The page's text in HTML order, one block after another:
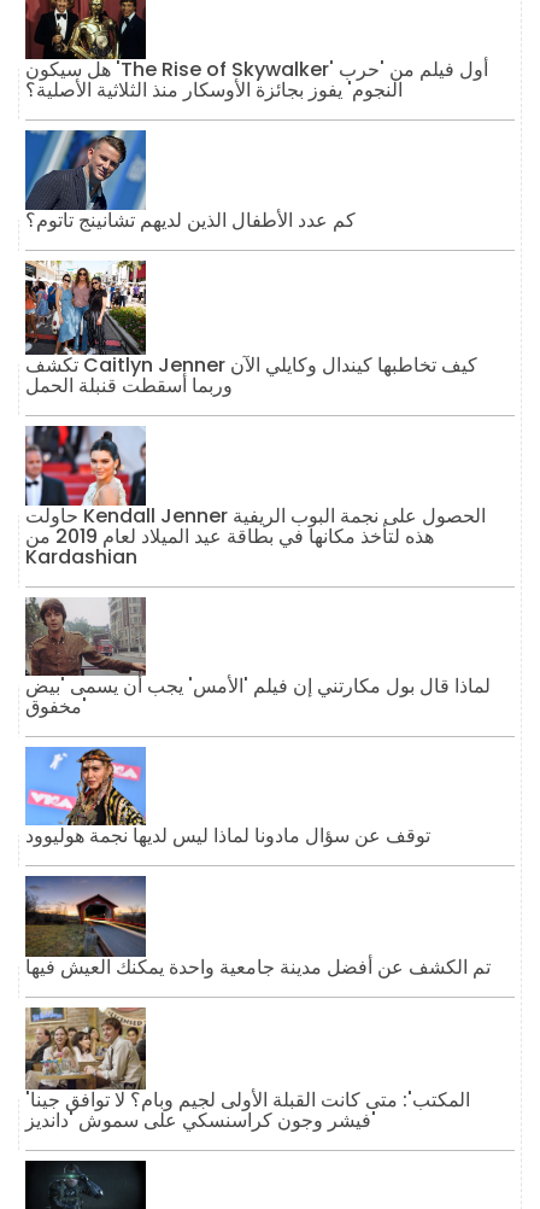
هل سيكون 'The Rise of Skywalker' أول فيلم من 'حرب
النجوم' يفوز بجائزة الأوسكار منذ الثلاثية الأصلية؟
كم عدد الأطفال الذين لديهم تشانينج تاتوم؟
تكشف Caitlyn Jenner كيف تخاطبها كيندال وكايلي الآن
وربما أسقطت قنبلة الحمل
حاولت Kendall Jenner الحصول على نجمة البوب ​​الريفية
هذه لتأخذ مكانها في بطاقة عيد الميلاد لعام 2019 من
Kardashian
لماذا قال بول مكارتني إن فيلم 'الأمس' يجب أن يسمى 'بيض
مخفوق'
توقف عن سؤال مادونا لماذا ليس لديها نجمة هوليوود
تم الكشف عن أفضل مدينة جامعية واحدة يمكنك العيش فيها
'المكتب': متى كانت القبلة الأولى لجيم وبام؟ لا توافق جينا
فيشر وجون كراسنسكي على سموش 'دانديز'